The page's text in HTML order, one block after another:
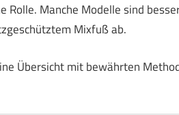
Rolle. Manche Modelle sind
Mixfuß ab.
Übersicht mit bewährten